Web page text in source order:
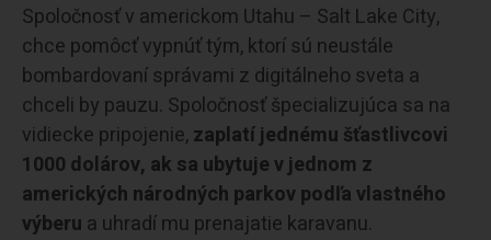
Spoločnosť v americkom Utahu – Salt Lake City,
chce pomôcť vypnúť tým, ktorí sú neustále
bombardovaní správami z digitálneho sveta a
chceli by pauzu. Spoločnosť špecializujúca sa na
vidiecke pripojenie, zaplatí jednému šťastlivcovi
1000 dolárov, ak sa ubytuje v jednom z
amerických národných parkov podľa vlastného
výberu a uhradí mu prenajatie karavanu.